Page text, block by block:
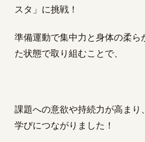
スタ」に挑戦！
準備運動で集中力と身体の柔ら
た状態で取り組むことで、
課題への意欲や持続力が高まり
学びにつながりました！